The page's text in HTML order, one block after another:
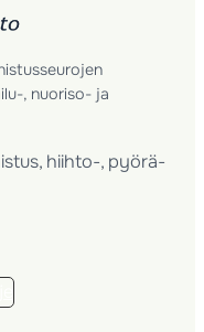
, nuoriso- ja
hiihto-, pyörä-